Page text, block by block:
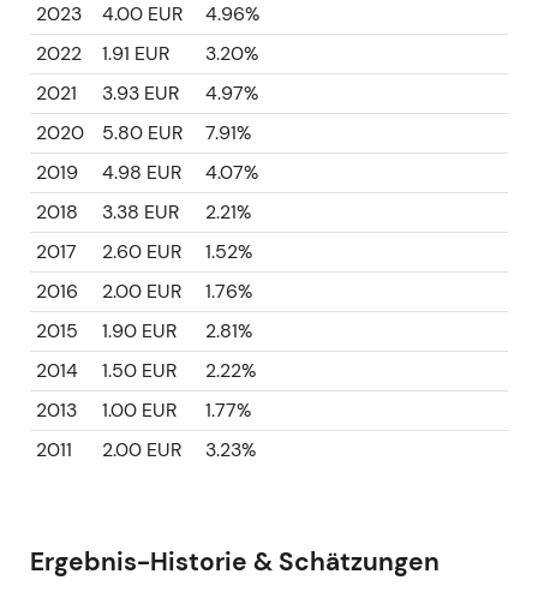
2023
4.00 EUR
4.96%
2022
1.91 EUR
3.20%
2021
3.93 EUR
4.97%
2020
5.80 EUR
7.91%
2019
4.98 EUR
4.07%
2018
3.38 EUR
2.21%
2017
2.60 EUR
1.52%
2016
2.00 EUR
1.76%
2015
1.90 EUR
2.81%
2014
1.50 EUR
2.22%
2013
1.00 EUR
1.77%
2011
2.00 EUR 3.23%
Ergebnis-Historie & Schätzungen